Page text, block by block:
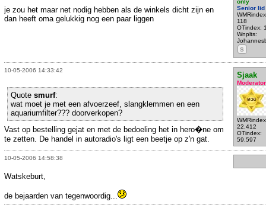
only
Senior lid
118
OTindex:
Wnplts:
S
je zou het maar net nodig hebben als de winkels dicht zijn en
dan heeft oma gelukkig nog een paar liggen
10-05-2006 14:33:42
Sjaak
Moderator
22.412
OTindex:
59.597
Quote smurf:
wat moet je met een afvoerzeef, slangklemmen en een
aquariumfilter??? doorverkopen?
Vast op bestelling gejat en met de bedoeling het in hero�ne om
te zetten. De handel in autoradio's ligt een beetje op z'n gat.
10-05-2006 14:58:38
Watskeburt,
de bejaarden van tegenwoordig...